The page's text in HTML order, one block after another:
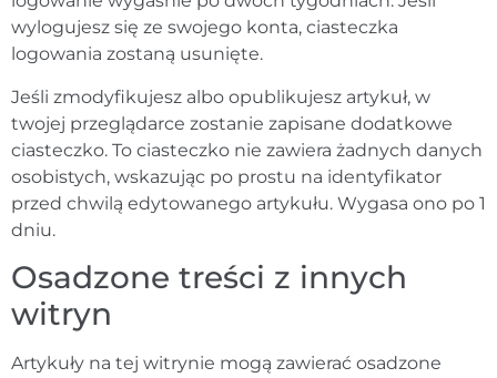
wylogujesz się ze swojego konta, ciasteczka
logowania zostaną usunięte.
Jeśli zmodyfikujesz albo opublikujesz artykuł, w
twojej przeglądarce zostanie zapisane dodatkowe
ciasteczko. To ciasteczko nie zawiera żadnych danych
osobistych, wskazując po prostu na identyfikator
przed chwilą edytowanego artykułu. Wygasa ono po 1
dniu.
Osadzone treści z innych
witryn
Artykuły na tej witrynie mogą zawierać osadzone